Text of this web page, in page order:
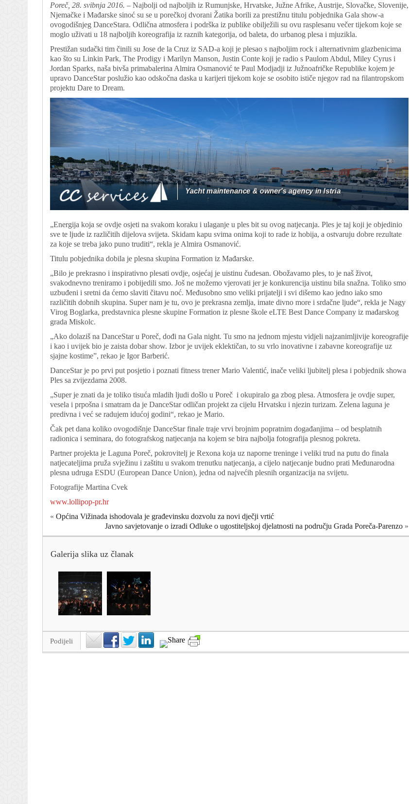
Poreč, 28. svibnja 2016. – Najbolji od najboljih iz Rumunjske, Hrvatske, Južne Afrike, Austrije, Slovačke, Slovenije,
Njemačke i Mađarske sinoć su se u porečkoj dvorani Žatika borili za prestižnu titulu pobjednika Gala show-a
ovogodišnjeg DanceStara. Odlična atmosfera i podrška iz publike obilježili su ovu rasplesanu večer tijekom koje se
moglo uživati u 18 najboljih koreografija iz raznih kategorija, od baleta, do urbanog plesa i mjuzikla.
Prestižan sudački tim činili su Jose de la Cruz iz SAD-a koji je plesao s najboljim rock i alternativnim glazbenicima
kao što su Linkin Park, The Prodigy i Marilyn Manson, Justin Conte koji je radio s Paulom Abdul, Miley Cyrus i
Jordan Sparks, naša bivša primabalerina Almira Osmanović te Paul Modjadji iz Južnoafričke Republike kojem je
upravo DanceStar poslužio kao odskočna daska u karijeri tijekom koje se osobito ističe njegov rad na filantropskom
projektu Dare to Dream.
„Energija koja se ovdje osjeti na svakom koraku i ulaganje u ples bit su ovog natjecanja. Ples je taj koji je objedinio
sve te ljude iz različitih dijelova svijeta. Skidam kapu svima onima koji to rade iz hobija, a ostvaruju dobre rezultate
za koje se treba jako puno truditi“, rekla je Almira Osmanović.
Titulu pobjednika dobila je plesna skupina Formation iz Mađarske.
„Bilo je prekrasno i inspirativno plesati ovdje, osjećaj je uistinu čudesan. Obožavamo ples, to je naš život,
svakodnevno treniramo i pobijedili smo. Još ne možemo vjerovati jer je konkurencija uistinu bila snažna. Toliko smo
uzbuđeni i sretni da ćemo slaviti čitavu noć. Međusobno smo veliki prijatelji i svi dišemo kao jedno iako smo
različitih dobnih skupina. Super nam je tu, ovo je prekrasna zemlja, imate divno more i srdačne ljude“, rekla je Nagy
Virog Boglarka, predstavnica plesne skupine Formation iz plesne škole eLTE Best Dance Company iz mađarskog
grada Miskolc.
„Ako dolaziš na DanceStar u Poreč, dođi na Gala night. Tu smo na jednom mjestu vidjeli najzanimljivije koreografije
i kao i uvijek bio je zaista dobar show. Izbor je uvijek eklektičan, to su vrlo inovativne i zabavne koreografije uz
sjajne kostime”, rekao je Igor Barberić.
DanceStar je po prvi put posjetio i poznati fitness trener Mario Valentić, inače veliki ljubitelj plesa i pobjednik showa
Ples sa zvijezdama 2008.
„Super je znati da je toliko tisuća mladih ljudi došlo u Poreč i okupiralo ga zbog plesa. Atmosfera je ovdje super,
vesela i prpošna i smatram da je DanceStar odličan projekt za cijelu Hrvatsku i njezin turizam. Zelena laguna je
predivna i već se radujem idućoj godini“, rekao je Mario.
Čak pet dana koliko ovogodišnje DanceStar finale traje vrvi brojnim popratnim događanjima – od besplatnih
radionica i seminara, do fotografskog natjecanja na kojem se bira najbolja fotografija plesnog pokreta.
Partner projekta je Laguna Poreč, pokrovitelj je Rexona koja uz naporne treninge i veliki trud na putu do finala
natjecateljima pruža svježinu i zaštitu u svakom trenutku natjecanja, a cijelo natjecanje budno prati Međunarodna
plesna udruga ESDU (European Dance Union), jedna od najvećih plesnih organizacija na svijetu.
Fotografije Martina Cvek
www.lollipop-pr.hr
« Općina Vižinada ishodovala je građevinsku dozvolu za novi dječji vrtić
Javno savjetovanje o izradi Odluke o ugostiteljskoj djelatnosti na području Grada Poreča-Parenzo »
Galerija slika uz članak
Podijeli